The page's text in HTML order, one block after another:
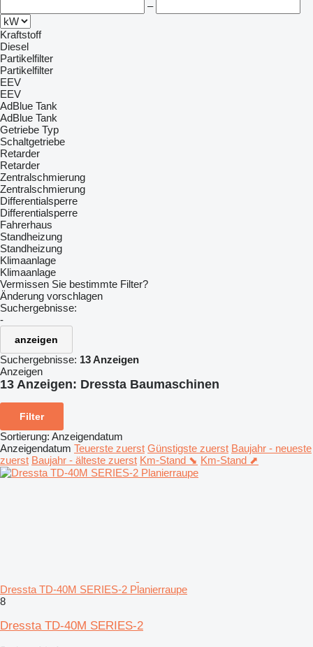
–
Kraftstoff
Diesel
Partikelfilter
Partikelfilter
EEV
EEV
AdBlue Tank
AdBlue Tank
Getriebe Typ
Schaltgetriebe
Retarder
Retarder
Zentralschmierung
Zentralschmierung
Differentialsperre
Differentialsperre
Fahrerhaus
Standheizung
Standheizung
Klimaanlage
Klimaanlage
Vermissen Sie bestimmte Filter?
Änderung vorschlagen
Suchergebnisse:
-
anzeigen
Suchergebnisse: 13 Anzeigen
Anzeigen
13 Anzeigen: Dressta Baumaschinen
Filter
Sortierung: Anzeigendatum
Anzeigendatum Teuerste zuerst Günstigste zuerst Baujahr - neueste
zuerst Baujahr - älteste zuerst Km-Stand ⬊ Km-Stand ⬈
Dressta TD-40M SERIES-2 Planierraupe
8
Dressta TD-40M SERIES-2